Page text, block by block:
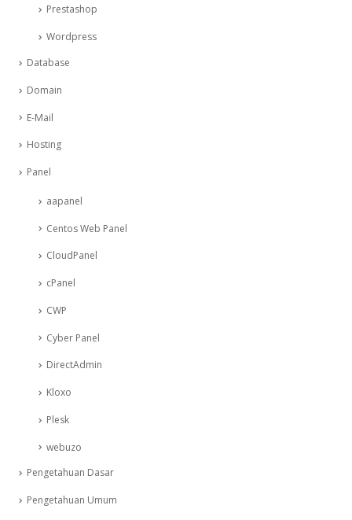
Prestashop
Wordpress
Database
Domain
E-Mail
Hosting
Panel
aapanel
Centos Web Panel
CloudPanel
cPanel
CWP
Cyber Panel
DirectAdmin
Kloxo
Plesk
webuzo
Pengetahuan Dasar
Pengetahuan Umum